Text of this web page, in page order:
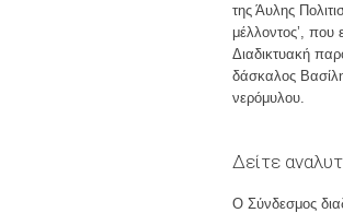
της Άυλης
μέλλοντος’, που
Διαδικτυακή
δάσκαλος
νερόμυλου.
Δείτε
Ο Σύνδεσμος